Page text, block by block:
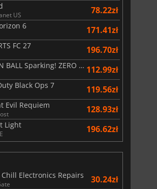
US 78.22zł
6 171.41zł
FC 27 196.70zł
DRAGON BALL Sparking! ZERO Super Limit Breaking NEO 112.99zł
Black Ops 7 119.56zł
Evil Requiem 128.93zł
Light 196.62zł
Chill Electronics Repairs
30.24zł